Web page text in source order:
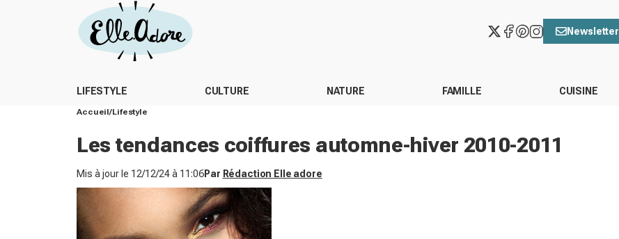
Newsletter
LIFESTYLE CULTURE NATURE FAMILLE CUISINE
Accueil Lifestyle
Les tendances coiffures automne-hiver 2010-2011
Mis à jour le 12/12/24 à 11:06Par Rédaction Elle adore